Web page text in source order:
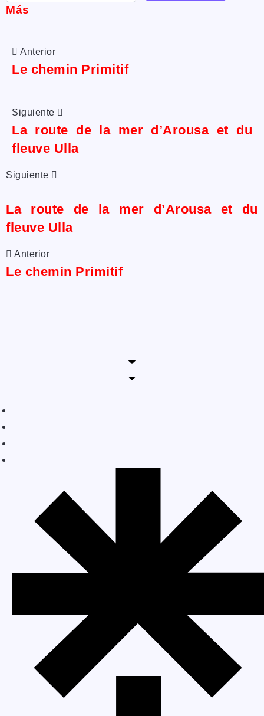
Más
Anterior
Le chemin Primitif
Siguiente
La route de la mer d’Arousa et du
fleuve Ulla
Siguiente
La route de la mer d’Arousa et du
fleuve Ulla
Anterior
Le chemin Primitif